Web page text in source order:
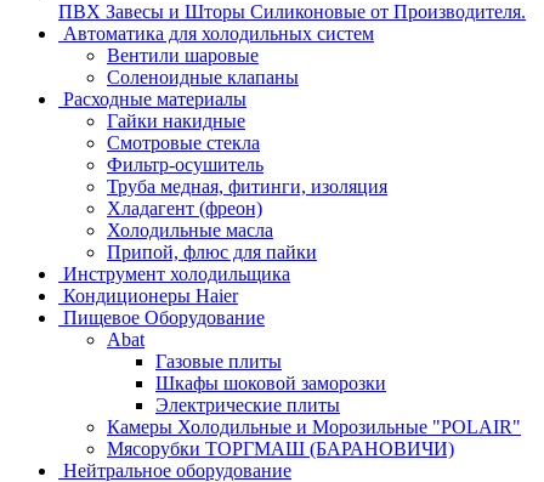
ПВХ Завесы и Шторы Силиконовые от Производителя.
Автоматика для холодильных систем
Вентили шаровые
Соленоидные клапаны
Расходные материалы
Гайки накидные
Смотровые стекла
Фильтр-осушитель
Труба медная, фитинги, изоляция
Хладагент (фреон)
Холодильные масла
Припой, флюс для пайки
Инструмент холодильщика
Кондиционеры Haier
Пищевое Оборудование
Abat
Газовые плиты
Шкафы шоковой заморозки
Электрические плиты
Камеры Холодильные и Морозильные "POLAIR"
Мясорубки ТОРГМАШ (БАРАНОВИЧИ)
Нейтральное оборудование